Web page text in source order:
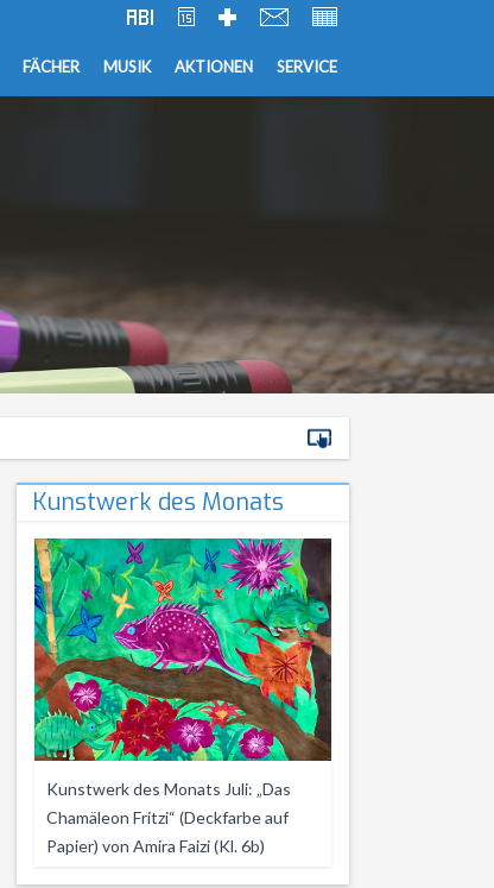
FÄCHER MUSIK AKTIONEN SERVICE
Kunstwerk des Monats
Kunstwerk des Monats Juli: „Das
Chamäleon Fritzi“ (Deckfarbe auf
Papier) von Amira Faizi (Kl. 6b)